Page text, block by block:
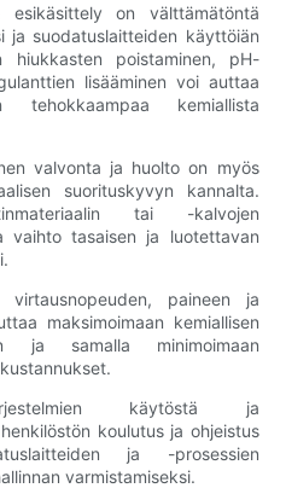
esikäsittely on välttämätöntä
ja suodatuslaitteiden käyttöiän
hiukkasten poistaminen, pH-
lisääminen voi auttaa
tehokkaampaa kemiallista
valvonta ja huolto on myös
suorituskyvyn kannalta.
tai -kalvojen
vaihto tasaisen ja luotettavan
virtausnopeuden, paineen ja
maksimoimaan kemiallisen
ja samalla minimoimaan
käytöstä ja
koulutus ja ohjeistus
ja -prosessien
varmistamiseksi.